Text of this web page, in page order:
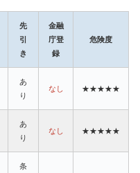
先
引
き
金融
庁登
録
危険度
あ
り
なし ★★★★★
あ
り
なし ★★★★★
条